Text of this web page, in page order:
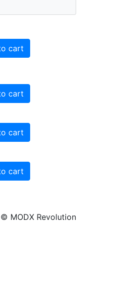
cart
cart
cart
cart
© MODX Revolution